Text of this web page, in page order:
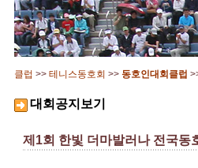
클럽 >> 테니스동호회 >> 동호인대회클럽
대회공지보기
제1회 한빛 더마발러나 전국동